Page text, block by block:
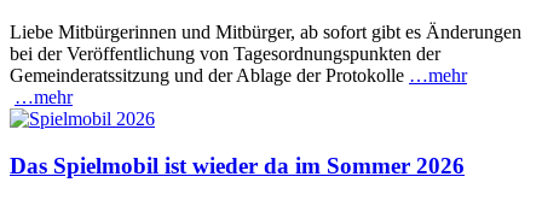
Liebe Mitbürgerinnen und Mitbürger, ab sofort gibt es Änderungen
bei der Veröffentlichung von Tagesordnungspunkten der
Gemeinderatssitzung und der Ablage der Protokolle …mehr
…mehr
Das Spielmobil ist wieder da im Sommer 2026